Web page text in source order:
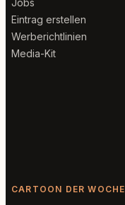
Jobs
Eintrag erstellen
Werberichtlinien
Media-Kit
CARTOON DER WOCHE